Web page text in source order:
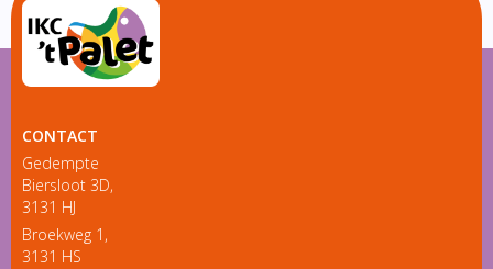
CONTACT
Gedempte
Biersloot 3D,
3131 HJ
Broekweg 1,
3131 HS